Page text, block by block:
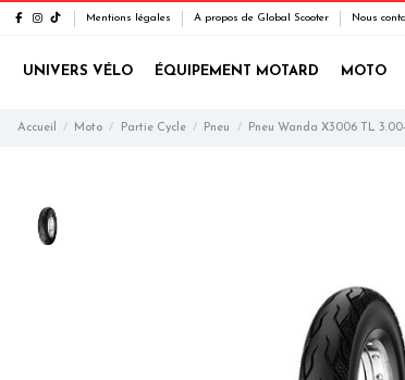
Mentions légales A propos de Global Scooter Nous
UNIVERS VÉLO ÉQUIPEMENT MOTARD MOTO
Accueil Moto Partie Cycle Pneu Pneu Wanda X3006 TL